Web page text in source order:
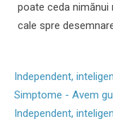
poate ceda nimănui
cale spre
Independent,
Simptome - Avem
Independent,